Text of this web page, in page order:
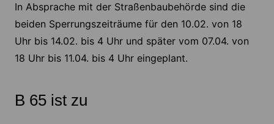
In Absprache mit der Straßenbaubehörde sind die
beiden Sperrungszeiträume für den 10.02. von 18
Uhr bis 14.02. bis 4 Uhr und später vom 07.04. von
18 Uhr bis 11.04. bis 4 Uhr eingeplant.
B 65 ist zu